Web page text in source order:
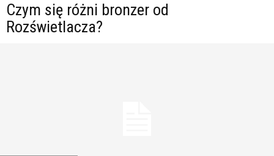
Czym się różni bronzer od
Rozświetlacza?